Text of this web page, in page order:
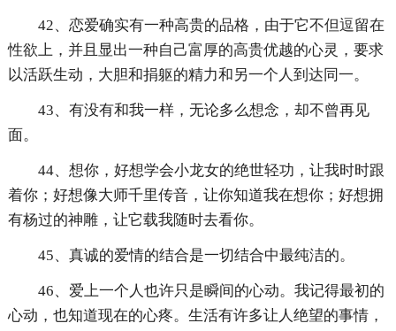
42、恋爱确实有一种高贵的品格，由于它不但逗留在
性欲上，并且显出一种自己富厚的高贵优越的心灵，要求
以活跃生动，大胆和捐躯的精力和另一个人到达同一。
43、有没有和我一样，无论多么想念，却不曾再见
面。
44、想你，好想学会小龙女的绝世轻功，让我时时跟
着你；好想像大师千里传音，让你知道我在想你；好想拥
有杨过的神雕，让它载我随时去看你。
45、真诚的爱情的结合是一切结合中最纯洁的。
46、爱上一个人也许只是瞬间的心动。我记得最初的
心动，也知道现在的心疼。生活有许多让人绝望的事情，